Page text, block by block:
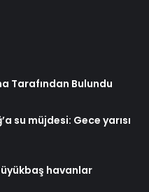
Tarafından Bulundu
su müjdesi: Gece yarısı
havanlar